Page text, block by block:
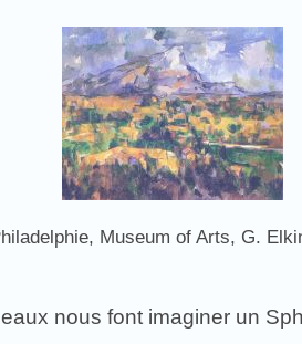
Museum of Arts, G.
nous font imaginer un